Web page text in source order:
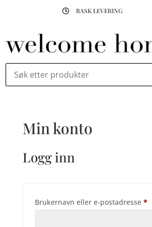
 RASK LEVERING
Min konto
Logg inn
Brukernavn eller e-postadresse *